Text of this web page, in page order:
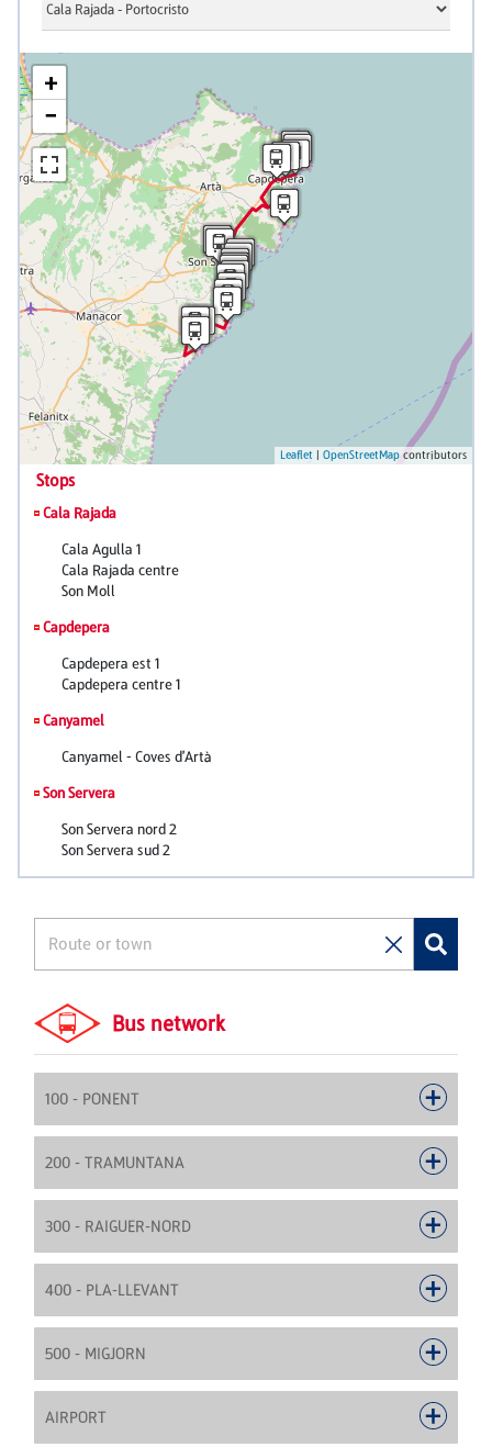
Bus network
100 - PONENT
200 - TRAMUNTANA
300 - RAIGUER-NORD
400 - PLA-LLEVANT
500 - MIGJORN
AIRPORT